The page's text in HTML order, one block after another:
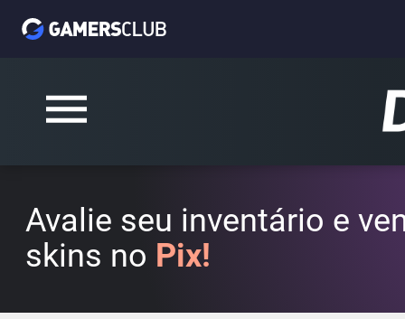
Avalie seu inventário e
skins no Pix!